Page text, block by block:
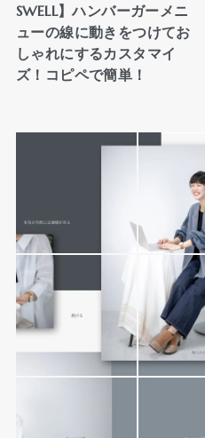
SWELL】ハンバーガーメニ
ューの線に動きをつけてお
しゃれにするカスタマイ
ズ！コピペで簡単！